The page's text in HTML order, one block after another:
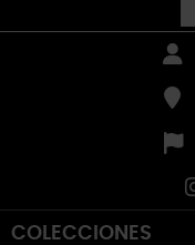
COLECCIONES